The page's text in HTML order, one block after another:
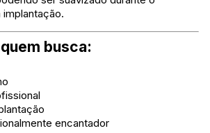
implantação.
busca:
encantador